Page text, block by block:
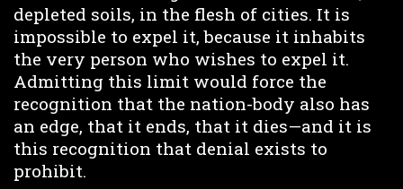
depleted soils, in the flesh of cities. It is
impossible to expel it, because it inhabits
the very person who wishes to expel it.
Admitting this limit would force the
recognition that the nation-body also has
an edge, that it ends, that it dies—and it is
this recognition that denial exists to
prohibit.